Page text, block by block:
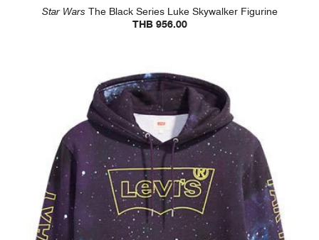
Star Wars The Black Series Luke Skywalker Figurine
THB 956.00